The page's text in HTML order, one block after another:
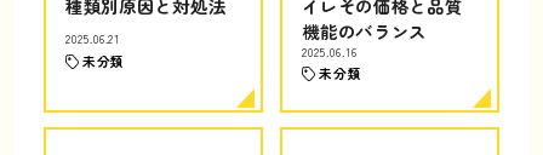
種類別原因と対処法
2025.06.21
未分類
イレその価格と品質
機能のバランス
2025.06.16
未分類